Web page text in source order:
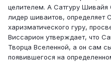
целителем. А Сатгуру
лидер шиваитов, определяет
харизматического гуру,
Виссарион утверждает, что
Творца Вселенной, а он сам
появившегося на